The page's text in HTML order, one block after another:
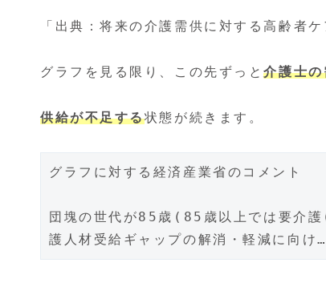
「出典：将来の介護需供に対する高齢者
グラフを見る限り、この先ずっと介護士
供給が不足する状態が続きます。
グラフに対する経済産業省のコメント
団塊の世代が85歳(85歳以上では要介
護人材受給ギャップの解消・軽減に向け…